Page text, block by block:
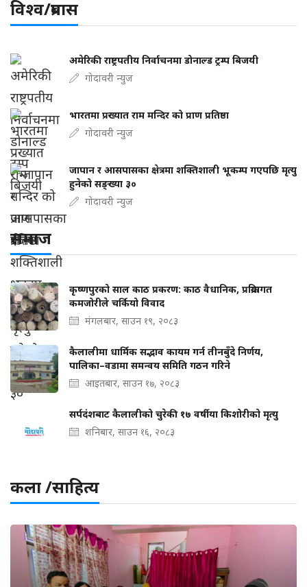
विश्व/प्रबास
अमेरिकी राष्ट्रपतीय निर्वाचनमा डोनाल्ड ट्रम्प बिजयी
गोदावरी न्युज
भारतमा प्रख्यात राम मन्दिर को प्राण प्रतिष्ठा
गोदावरी न्युज
जापान र आसपासका क्षेत्रमा शक्तिशाली भूकम्प गएपछि मृत्यु
हुनेको सङ्ख्या ३०
गोदावरी न्युज
समाज
कृष्णपुरको साल काठ प्रकरण: काठ वैधानिक, प्रक्रियागत
कमजोरीले चर्कियो विवाद
मंगलबार, साउन १९, २०८३
कैलालीमा धार्मिक सद्भाव कायम गर्न तीनबुँदे निर्णय,
पालिका–वडामा समन्वय समिति गठन गरिने
आइतबार, साउन १७, २०८३
सर्पदंशबाट कैलालीको चुरेकी १७ वर्षीया किशोरीको मृत्यु
शनिबार, साउन १६, २०८३
कला /साहित्य